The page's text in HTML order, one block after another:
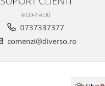
9.00-19.00
0737337377
comenzi@diverso.ro